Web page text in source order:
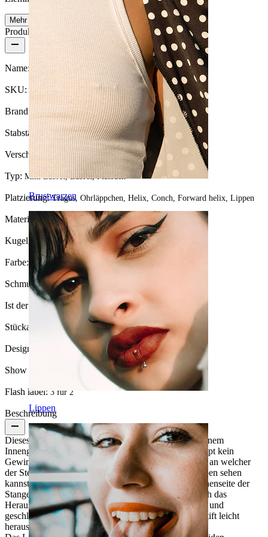
Brustwarzen
Lippen
Mehr lesen
Produktdetails
Name: Push-in Labret mit Opal
SKU:
Brand: Bodymod Trend
Stabstärke: 1,2 mm
Verschlusstyp: Push-In
Typ: Mini Labret, Labret, Flatback
Platzierung:Tragus, Ohrläppchen, Helix, Conch, Forward helix, Lippen
Material: Chirurgenstahl
Kugelgröße:3 mm.
Farbe: Silber
Schmucksteintyp:Synthetischer Opal
Ist der Artikel geklebt?: Ja
Stückanzahl:
Design:
Show pair option:
Flash label: 3 für 2
Beschreibung
Dieses Labret ist weder mit einem Außen- noch mit einem
Innengewinde ausgestattet - tatsächlich hat es überhaupt kein
Gewinde. Es kommt lediglich mit einem kleinen Stift, an welcher
der Stein befestigt wurde. Wie du in der Abbildung oben sehen
kannst, ist der Stift leicht gebogen, sodass er in die Innenseite der
Stange einrastet. Der Schmuck wird also einfach durch das
Herausziehen und Wiedereinsetzen des Stifts geöffnet und
geschlossen. Es hört sich vielleicht so an, als ob der Stift leicht
herausfallen könnte, dies ist jedoch nicht der Fall.